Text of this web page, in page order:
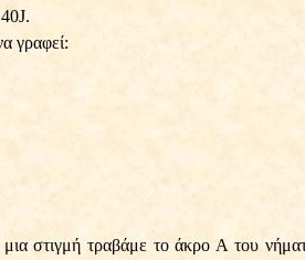
γραφεί:
στιγμή τραβάμε το άκρο Α του